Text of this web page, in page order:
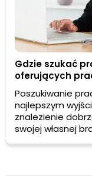
Gdzie szukać
oferujących
Poszukiwanie
najlepszym
znalezienie
swojej własnej
możliwość
się w innych